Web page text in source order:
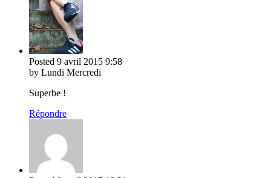
Posted 9 avril 2015 9:58
by Lundi Mercredi
Superbe !
Répondre